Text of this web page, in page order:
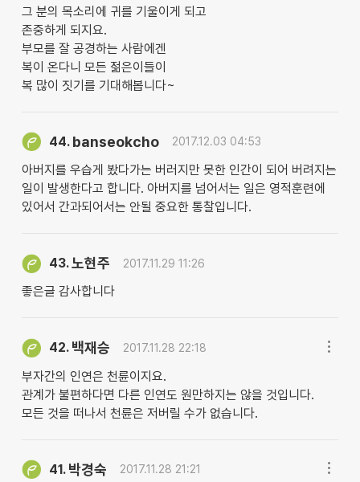
그 분의 목소리에 귀를 기울이게 되고
존중하게 되지요.
부모를 잘 공경하는 사람에겐
복이 온다니 모든 젊은이들이
복 많이 짓기를 기대해봅니다~
44. banseokcho 2017.12.03 04:53
아버지를 우습게 봤다가는 버러지만 못한 인간이 되어 버려지는
일이 발생한다고 합니다. 아버지를 넘어서는 일은 영적훈련에
있어서 간과되어서는 안될 중요한 통찰입니다.
43.노현주 2017.11.29 11:26
좋은글 감사합니다
42. 백재승 2017.11.28 22:18
부자간의 인연은 천륜이지요.
관계가 불편하다면 다른 인연도 원만하지는 않을 것입니다.
모든 것을 떠나서 천륜은 저버릴 수가 없습니다.
41. 박경숙 2017.11.28 21:21